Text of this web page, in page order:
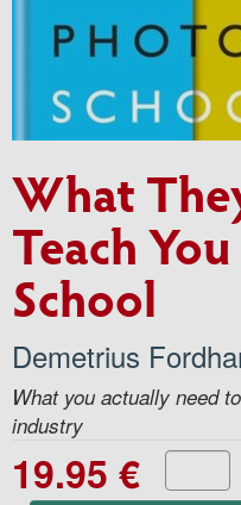
What
Teach
School
Demetrius
What you actually need
industry
19.95 €